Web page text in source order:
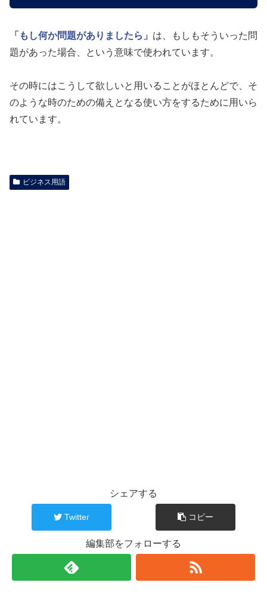
「もし何か問題がありましたら」 は、もしもそういった問
題があった場合、という意味で使われています。
その時にはこうして欲しいと用いることがほとんどで、そ
のような時のための備えとなる使い方をするために用いら
れています。
ビジネス用語
シェアする
Twitter コピー
編集部をフォローする